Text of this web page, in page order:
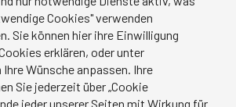
Cookies" verwenden
Sie können hier ihre Einwilligung
erklären, oder unter
Ihre Wünsche anpassen. Ihre
Sie jederzeit über „Cookie
jeder unserer Seiten mit Wirkung für